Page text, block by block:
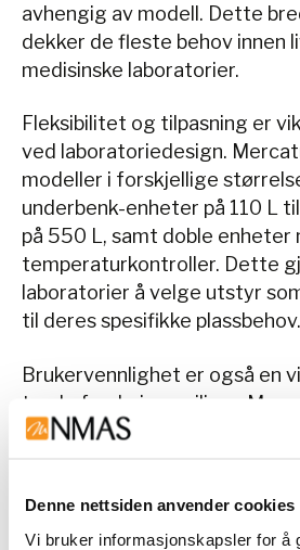
Denne nettsiden anvender cookies
Vi bruker informasjonskapsler for å
avhengig av modell. Dette
dekker de fleste behov innen
medisinske laboratorier.
Fleksibilitet og tilpasning er
ved laboratoriedesign.
modeller i forskjellige
underbenk-enheter på 110 L
på 550 L, samt doble enheter
temperaturkontroller. Dette
laboratorier å velge utstyr
til deres spesifikke plassbehov.
Brukervennlighet er også en
travle forskningsmiljøer.
designet med intuitive
som pedalåpnere og ulike
brukervennligheten